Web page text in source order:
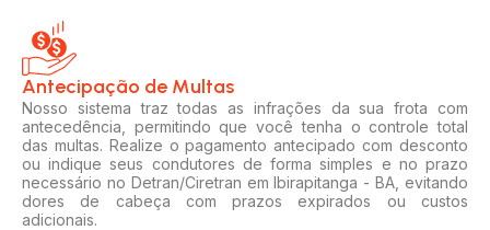
Antecipação de Multas
Nosso sistema traz todas as infrações da sua frota com
antecedência, permitindo que você tenha o controle total
das multas. Realize o pagamento antecipado com desconto
ou indique seus condutores de forma simples e no prazo
necessário no Detran/Ciretran em Ibirapitanga - BA, evitando
dores de cabeça com prazos expirados ou custos
adicionais.